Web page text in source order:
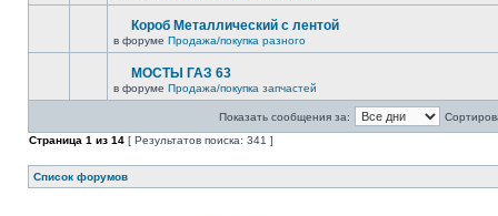
Короб Металлический с лентой
в форуме Продажа/покупка разного
МОСТЫ ГАЗ 63
в форуме Продажа/покупка запчастей
Показать сообщения за:
Страница 1 из 14 [ Результатов поиска: 341 ]
Список форумов